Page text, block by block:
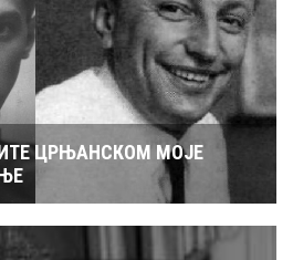
ЦРЊАНСКОМ МОЈЕ